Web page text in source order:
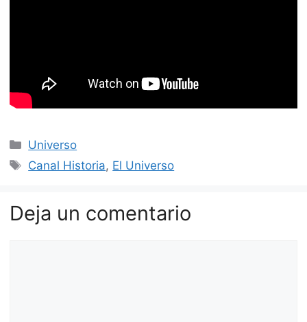
Categorías
Universo
Etiquetas
Canal Historia, El Universo
Deja un comentario